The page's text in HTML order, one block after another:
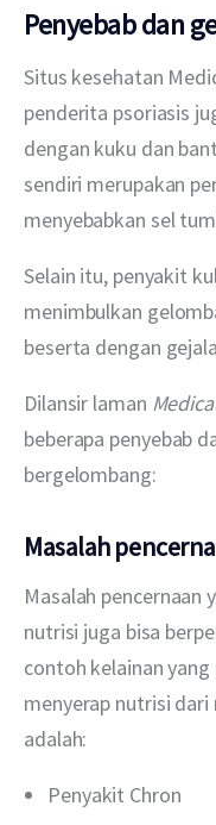
Penyebab dan
Situs kesehatan
penderita psoriasis
dengan kuku dan
sendiri merupakan
menyebabkan sel
Selain itu, penyakit
menimbulkan
beserta dengan
Dilansir laman
beberapa penyebab
bergelombang:
Masalah
Masalah pencernaan
nutrisi juga bisa
contoh kelainan
menyerap nutrisi
adalah:
Penyakit Chron